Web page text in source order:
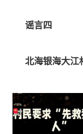
谣言四
北海银海大江